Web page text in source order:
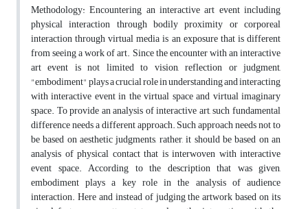
Methodology: Encountering an interactive art event including
physical interaction through bodily proximity or corporeal
interaction through virtual media is an exposure that is different
from seeing a work of art. Since the encounter with an interactive
art event is not limited to vision, reflection or judgment,
"embodiment" plays a crucial role in understanding and interacting
with interactive event in the virtual space and virtual imaginary
space. To provide an analysis of interactive art, such fundamental
difference needs a different approach. Such approach needs not to
be based on aesthetic judgments, rather, it should be based on an
analysis of physical contact that is interwoven with interactive
event space. According to the description that was given,
embodiment plays a key role in the analysis of audience
interaction. Here and instead of judging the artwork based on its